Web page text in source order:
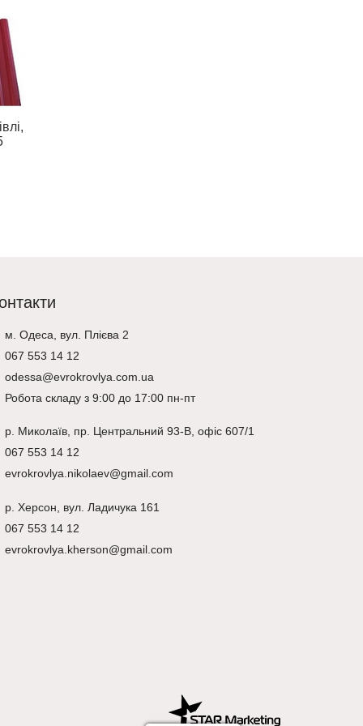
м. Одеса, вул. Плієва 2
067 553 14 12
odessa@evrokrovlya.com.ua
Робота складу з 9:00 до 17:00 пн-пт
р. Миколаїв , пр. Центральний 93-В, офіс 607/1
067 553 14 12
evrokrovlya.nikolaev@gmail.com
р. Херсон , вул. Ладичука 161
067 553 14 12
evrokrovlya.kherson@gmail.com